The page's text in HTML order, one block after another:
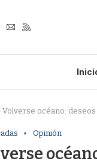
Volverse océano:
Opinión